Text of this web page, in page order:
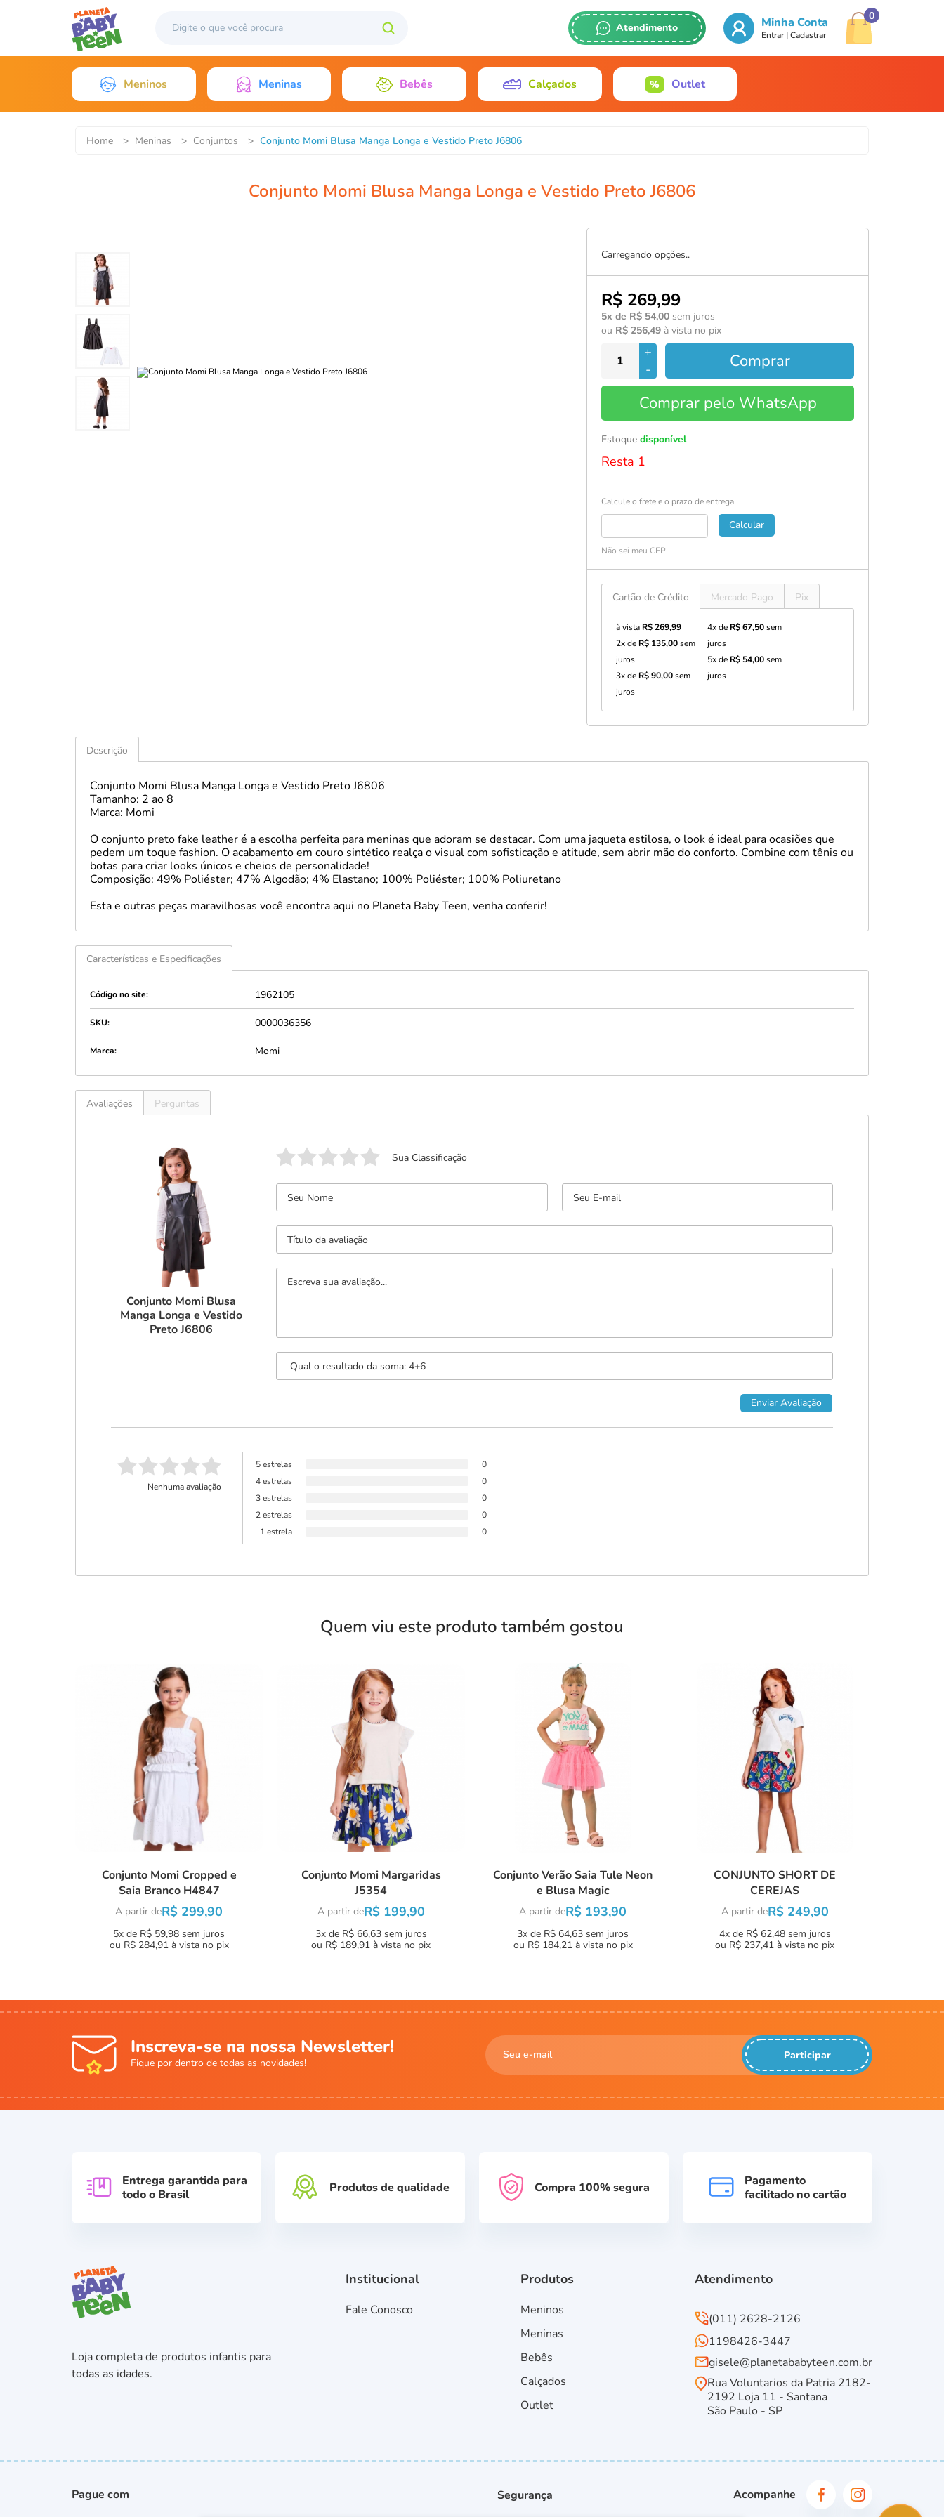
Atendimento
(011) 2628-2126
1198426-3447
Minha Conta
Entrar | Cadastrar
0
Meninos Meninas Bebês Calçados Outlet
Home > Meninas > Conjuntos > Conjunto Momi Blusa Manga Longa e Vestido Preto J6806
Conjunto Momi Blusa Manga Longa e Vestido Preto J6806
Carregando opções..
R$ 269,99
5x de R$ 54,00 sem juros
ou R$ 256,49 à vista no pix
+
-
Comprar
Comprar pelo WhatsApp
Estoque disponível
Resta 1
Calcule o frete e o prazo de entrega.
Calcular
Não sei meu CEP
Cartão de Crédito Mercado Pago Pix
à vista R$ 269,99
2x de R$ 135,00sem
juros
3x de R$ 90,00sem
juros
4x de R$ 67,50sem
juros
5x de R$ 54,00sem
juros
Descrição
Conjunto Momi Blusa Manga Longa e Vestido Preto J6806
Tamanho: 2 ao 8
Marca: Momi
O conjunto preto fake leather é a escolha perfeita para meninas que adoram se destacar. Com uma jaqueta estilosa, o look é ideal para ocasiões que
pedem um toque fashion. O acabamento em couro sintético realça o visual com sofisticação e atitude, sem abrir mão do conforto. Combine com tênis ou
botas para criar looks únicos e cheios de personalidade!
Composição: 49% Poliéster; 47% Algodão; 4% Elastano; 100% Poliéster; 100% Poliuretano
Esta e outras peças maravilhosas você encontra aqui no Planeta Baby Teen, venha conferir!
Características e Especificações
Código no site: 1962105
SKU: 0000036356
Marca: Momi
Avaliações Perguntas
Conjunto Momi Blusa
Manga Longa e Vestido
Preto J6806
Sua Classificação
Nenhuma avaliação
5 estrelas
0
4 estrelas
0
3 estrelas
0
2 estrelas
0
1 estrela
0
Quem viu este produto também gostou
Conjunto Momi Cropped e
Saia Branco H4847
A partir deR$ 299,90
5x de R$ 59,98 sem juros
ou R$ 284,91à vista no pix
Conjunto Momi Margaridas
J5354
A partir deR$ 199,90
3x de R$ 66,63 sem juros
ou R$ 189,91 à vista no pix
Conjunto Verão Saia Tule Neon
e Blusa Magic
A partir deR$ 193,90
3x de R$ 64,63 sem juros
ou R$ 184,21à vista no pix
CONJUNTO SHORT DE
CEREJAS
A partir deR$ 249,90
4x de R$ 62,48 sem juros
ou R$ 237,41 à vista no pix
Inscreva-se na nossa Newsletter!
Fique por dentro de todas as novidades!
Participar
Entrega garantida para
todo o Brasil
Produtos de qualidade Compra 100% segura
Pagamento
facilitado no cartão
Loja completa de produtos infantis para
todas as idades.
Institucional
Fale Conosco
Produtos
Meninos
Meninas
Bebês
Calçados
Outlet
Atendimento
(011) 2628-2126
1198426-3447
gisele@planetababyteen.com.br
Rua Voluntarios da Patria 2182-
2192 Loja 11 - Santana
São Paulo - SP
Pague com Segurança Acompanhe